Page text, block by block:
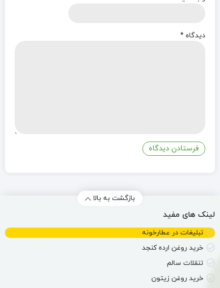
دیدگاه *
بازگشت به بالا
لینک های مفید
تبلیغات در عطارخونه
خرید روغن ارده کنجد
تنقلات سالم
خرید روغن زیتون